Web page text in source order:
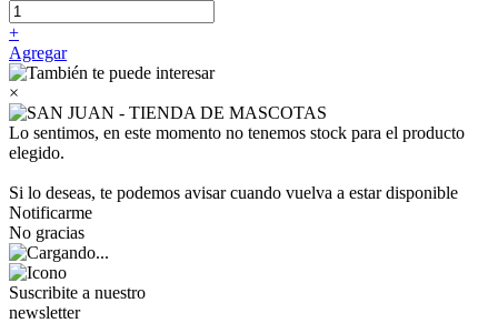
+
Agregar
×
Lo sentimos, en este momento no tenemos stock para el producto
elegido.
Si lo deseas, te podemos avisar cuando vuelva a estar disponible
Notificarme
No gracias
Suscribite a nuestro
newsletter